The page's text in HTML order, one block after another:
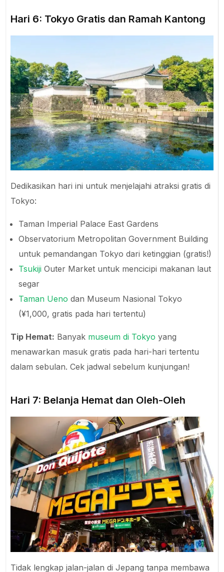
Hari 6: Tokyo Gratis dan Ramah Kantong
Dedikasikan hari ini untuk menjelajahi atraksi gratis di
Tokyo:
Taman Imperial Palace East Gardens
Observatorium Metropolitan Government Building
untuk pemandangan Tokyo dari ketinggian (gratis!)
Tsukiji Outer Market untuk mencicipi makanan laut
segar
Taman Ueno dan Museum Nasional Tokyo
(¥1,000, gratis pada hari tertentu)
Tip Hemat: Banyak museum di Tokyo yang
menawarkan masuk gratis pada hari-hari tertentu
dalam sebulan. Cek jadwal sebelum kunjungan!
Hari 7: Belanja Hemat dan Oleh-Oleh
Tidak lengkap jalan-jalan di Jepang tanpa membawa